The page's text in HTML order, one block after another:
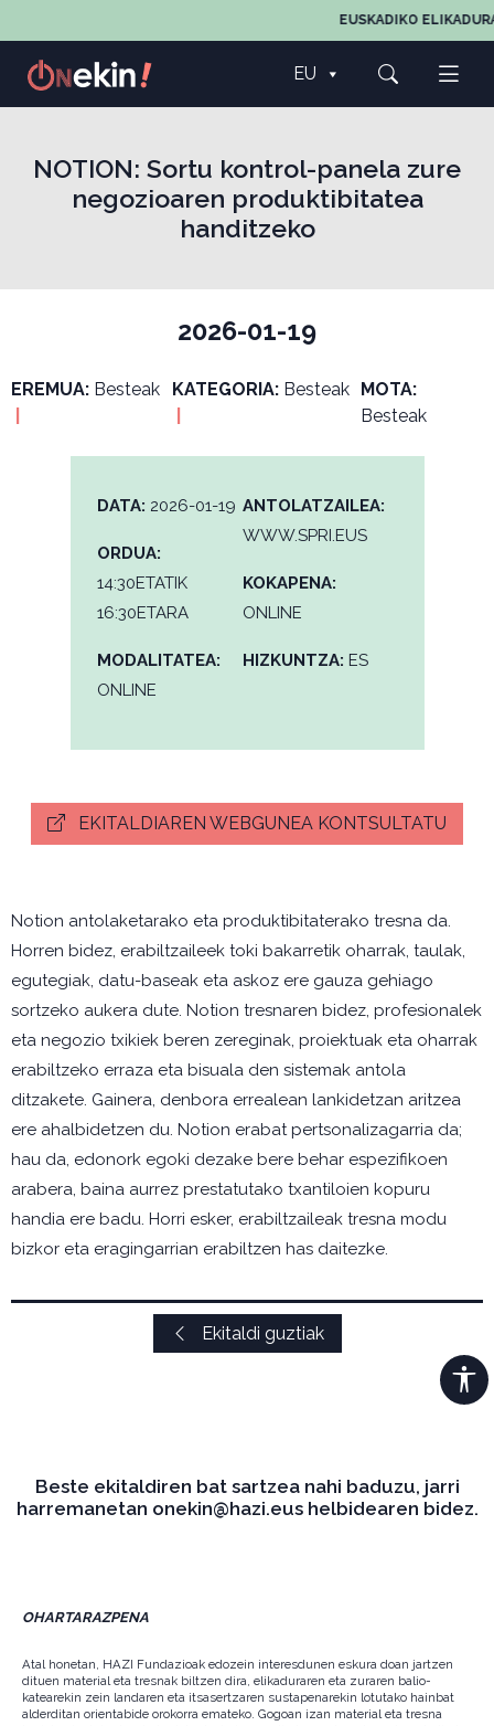
EUSKADIKO
EU
NOTION: Sortu kontrol-panela zure
negozioaren produktibitatea
handitzeko
2026-01-19
EREMUA: Besteak
KATEGORIA: Besteak MOTA:
Besteak
DATA: 2026-01-19
ORDUA:
14:30ETATIK
16:30ETARA
MODALITATEA:
ONLINE
ANTOLATZAILEA:
WWW.SPRI.EUS
KOKAPENA:
ONLINE
HIZKUNTZA: ES
EKITALDIAREN WEBGUNEA KONTSULTATU
Notion antolaketarako eta produktibitaterako tresna da.
Horren bidez, erabiltzaileek toki bakarretik oharrak, taulak,
egutegiak, datu-baseak eta askoz ere gauza gehiago
sortzeko aukera dute. Notion tresnaren bidez, profesionalek
eta negozio txikiek beren zereginak, proiektuak eta oharrak
erabiltzeko erraza eta bisuala den sistemak antola
ditzakete. Gainera, denbora errealean lankidetzan aritzea
ere ahalbidetzen du. Notion erabat pertsonalizagarria da;
hau da, edonork egoki dezake bere behar espezifikoen
arabera, baina aurrez prestatutako txantiloien kopuru
handia ere badu. Horri esker, erabiltzaileak tresna modu
bizkor eta eragingarrian erabiltzen has daitezke.
Ekitaldi guztiak
Beste ekitaldiren bat sartzea nahi baduzu, jarri
harremanetan onekin@hazi.eus helbidearen bidez.
OHARTARAZPENA
Atal honetan, HAZI Fundazioak edozein interesdunen eskura doan jartzen
dituen material eta tresnak biltzen dira, elikaduraren eta zuraren balio-
katearekin zein landaren eta itsasertzaren sustapenarekin lotutako hainbat
alderditan orientabide orokorra emateko. Gogoan izan material eta tresna